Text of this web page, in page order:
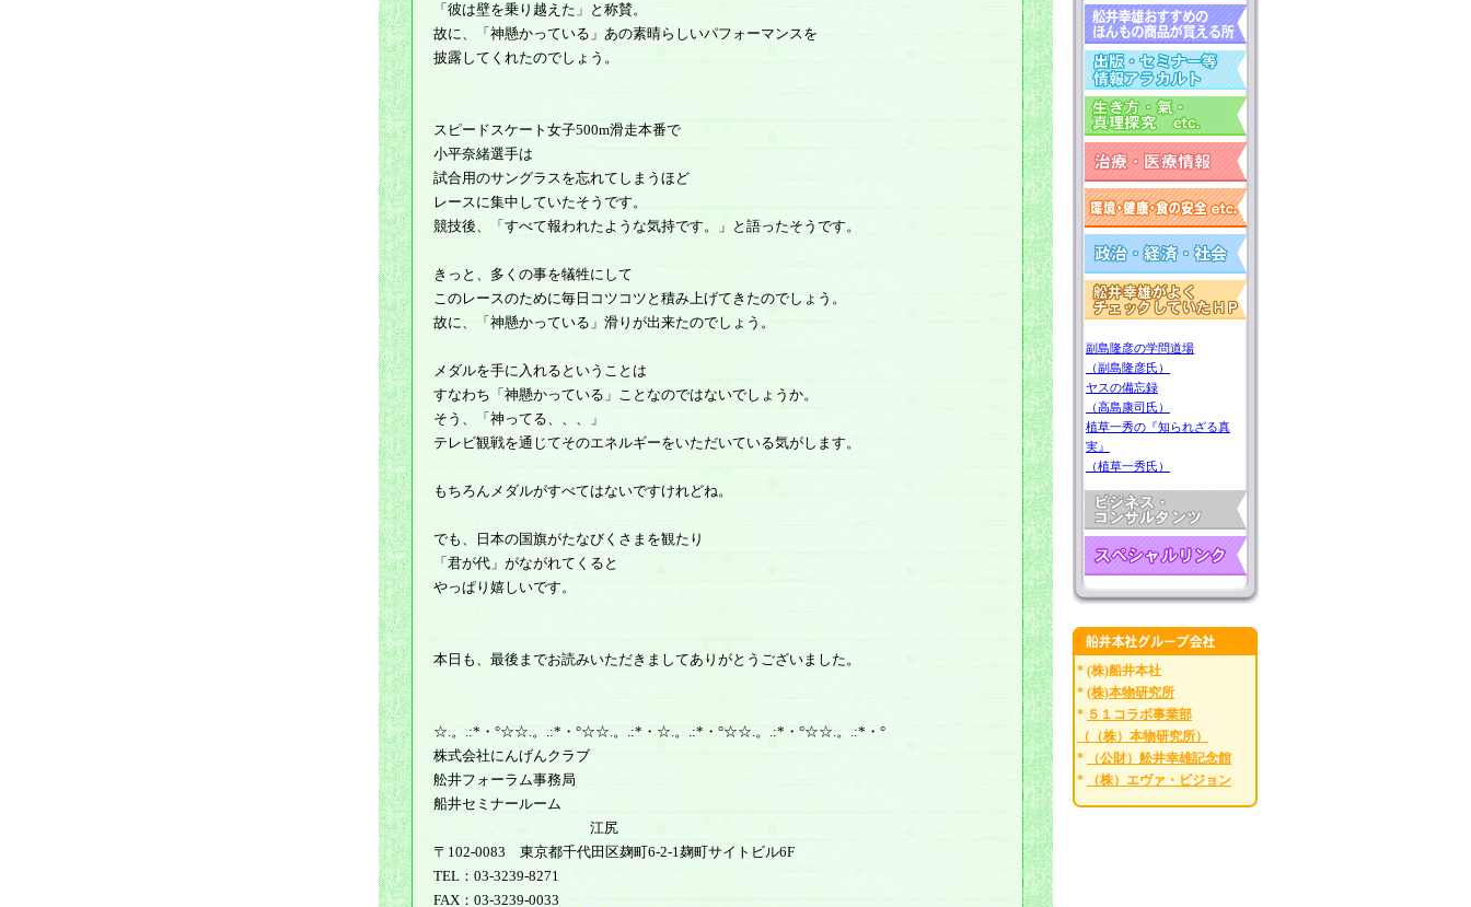
「彼は壁を乗り越えた」と称賛。
故に、「神懸かっている」あの素晴らしいパフォーマンスを
披露してくれたのでしょう。
スピードスケート女子500m滑走本番で
小平奈緒選手は
試合用のサングラスを忘れてしまうほど
レースに集中していたそうです。
競技後、「すべて報われたような気持です。」と語ったそうです。
きっと、多くの事を犠牲にして
このレースのために毎日コツコツと積み上げてきたのでしょう。
故に、「神懸かっている」滑りが出来たのでしょう。
メダルを手に入れるということは
すなわち「神懸かっている」ことなのではないでしょうか。
そう、「神ってる、、、」
テレビ観戦を通じてそのエネルギーをいただいている気がします。
もちろんメダルがすべてはないですけれどね。
でも、日本の国旗がたなびくさまを観たり
「君が代」がながれてくると
やっぱり嬉しいです。
本日も、最後までお読みいただきましてありがとうございました。
☆.。.:*・°☆☆.。.:*・°☆☆.。.:*・☆.。.:*・°☆☆.。.:*・°☆☆.。.:*・°
株式会社にんげんクラブ
舩井フォーラム事務局
船井セミナールーム
江尻
〒102-0083 東京都千代田区麹町6-2-1麹町サイトビル6F
TEL：03-3239-8271
FAX：03-3239-0033
副島隆彦の学問道場
（副島隆彦氏）
ヤスの備忘録
（高島康司氏）
植草一秀の『知られざる真
実』
（植草一秀氏）
* (株)船井本社
* (株)本物研究所
* ５１コラボ事業部
（（株）本物研究所）
*
（公財）舩井幸雄記念館
*
（株）エヴァ・ビジョン